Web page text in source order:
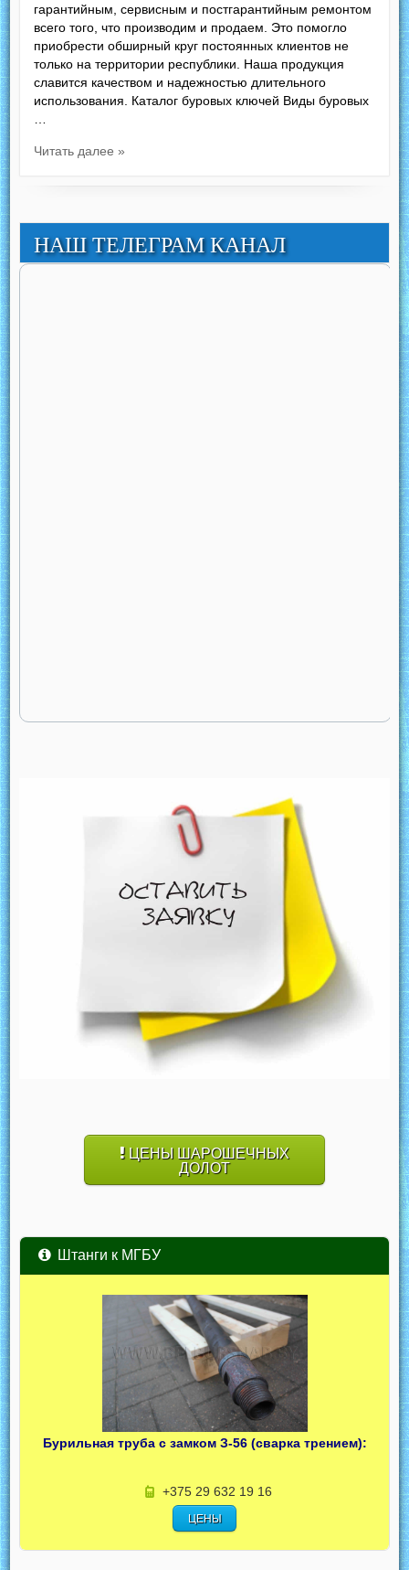
гарантийным, сервисным и постгарантийным ремонтом
всего того, что производим и продаем. Это помогло
приобрести обширный круг постоянных клиентов не
только на территории республики. Наша продукция
славится качеством и надежностью длительного
использования. Каталог буровых ключей Виды буровых
Читать далее »
НАШ ТЕЛЕГРАМ КАНАЛ
ЦЕНЫ ШАРОШЕЧНЫХ
ДОЛОТ
Штанги к МГБУ
Бурильная труба с замком З-56 (сварка трением):
+375 29 632 19 16
ЦЕНЫ